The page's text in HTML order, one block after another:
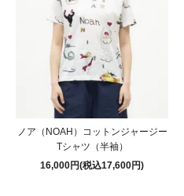
ノア（NOAH）コットンジャージー
Tシャツ（半袖）
16,000円(税込17,600円)